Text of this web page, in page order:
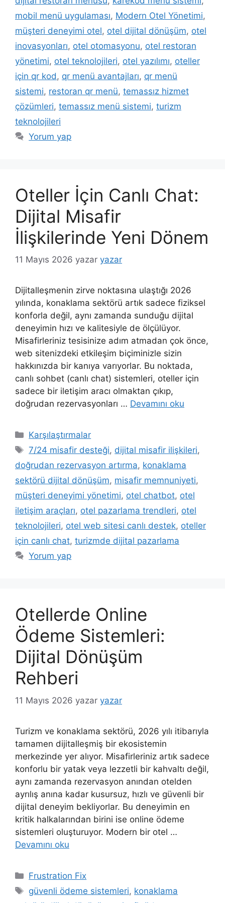
mobil menü uygulaması, Modern Otel Yönetimi,
müşteri deneyimi otel, otel dijital dönüşüm, otel
inovasyonları, otel otomasyonu, otel restoran
yönetimi, otel teknolojileri, otel yazılımı, oteller
için qr kod , qr menü avantajları, qr menü
sistemi, restoran qr menü, temassız hizmet
çözümleri, temassız menü sistemi, turizm
teknolojileri
Yorum yap
Oteller İçin Canlı Chat:
Dijital Misafir
İlişkilerinde Yeni Dönem
11 Mayıs 2026 yazar yazar
Dijitalleşmenin zirve noktasına ulaştığı 2026
yılında, konaklama sektörü artık sadece fiziksel
konforla değil, aynı zamanda sunduğu dijital
deneyimin hızı ve kalitesiyle de ölçülüyor.
Misafirleriniz tesisinize adım atmadan çok önce,
web sitenizdeki etkileşim biçiminizle sizin
hakkınızda bir kanıya varıyorlar. Bu noktada,
canlı sohbet (canlı chat) sistemleri, oteller için
sadece bir iletişim aracı olmaktan çıkıp,
doğrudan rezervasyonları … Devamını oku
Kategoriler
Karşılaştırmalar
Etiketler
7/24 misafir desteği, dijital misafir ilişkileri,
doğrudan rezervasyon artırma, konaklama
sektörü dijital dönüşüm, misafir memnuniyeti,
müşteri deneyimi yönetimi, otel chatbot, otel
iletişim araçları, otel pazarlama trendleri, otel
teknolojileri, otel web sitesi canlı destek, oteller
için canlı chat, turizmde dijital pazarlama
Yorum yap
Otellerde Online
Ödeme Sistemleri:
Dijital Dönüşüm
Rehberi
11 Mayıs 2026 yazar yazar
Turizm ve konaklama sektörü, 2026 yılı itibarıyla
tamamen dijitalleşmiş bir ekosistemin
merkezinde yer alıyor. Misafirleriniz artık sadece
konforlu bir yatak veya lezzetli bir kahvaltı değil,
aynı zamanda rezervasyon anından otelden
ayrılış anına kadar kusursuz, hızlı ve güvenli bir
dijital deneyim bekliyorlar. Bu deneyimin en
kritik halkalarından birini ise online ödeme
sistemleri oluşturuyor. Modern bir otel …
Devamını oku
Kategoriler
Frustration Fix
Etiketler
güvenli ödeme sistemleri, konaklama